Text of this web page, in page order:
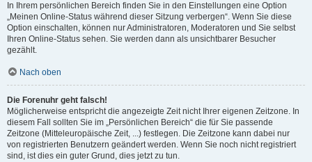
In Ihrem persönlichen Bereich finden Sie in den Einstellungen eine Option
„Meinen Online-Status während dieser Sitzung verbergen“. Wenn Sie diese
Option einschalten, können nur Administratoren, Moderatoren und Sie selbst
Ihren Online-Status sehen. Sie werden dann als unsichtbarer Besucher
gezählt.
Nach oben
Die Forenuhr geht falsch!
Möglicherweise entspricht die angezeigte Zeit nicht Ihrer eigenen Zeitzone. In
diesem Fall sollten Sie im „Persönlichen Bereich“ die für Sie passende
Zeitzone (Mitteleuropäische Zeit, ...) festlegen. Die Zeitzone kann dabei nur
von registrierten Benutzern geändert werden. Wenn Sie noch nicht registriert
sind, ist dies ein guter Grund, dies jetzt zu tun.